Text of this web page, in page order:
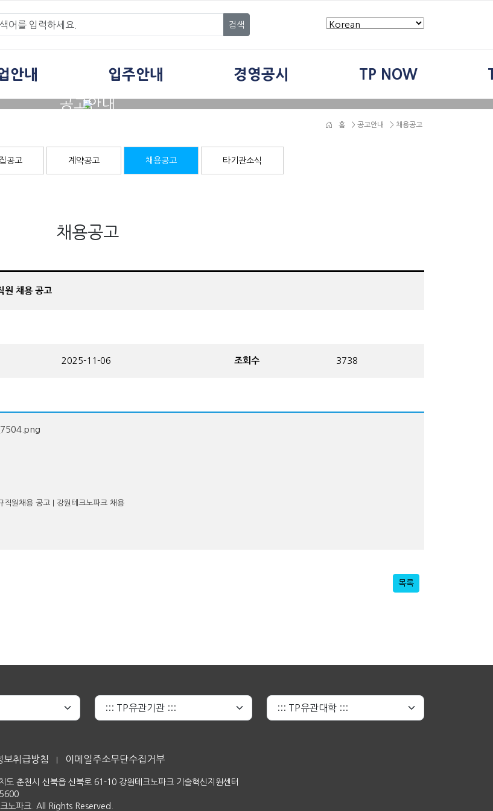
검색
안내 입주안내 경영공시 TP NOW
공고안내
> 채용공고
> 공고안내
홈
공고 계약공고 채용공고 타기관소식
채용공고
원 채용 공고
2025-11-06 조회수 3738
원채용 공고 | 강원테크노파크 채용
목록
보취급방침 이메일주소무단수집거부
도 춘천시 신북읍 신북로 61-10 강원테크노파크 기술혁신지원센터
노파크. All Rights Reserved.